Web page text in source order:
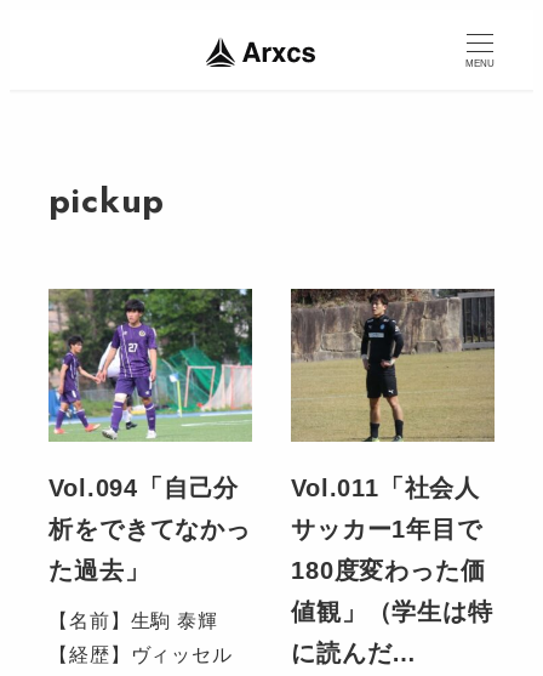
MENU
pickup
Vol.094「自己分
析をできてなかっ
た過去」
【名前】生駒 泰輝
【経歴】ヴィッセル
Vol.011「社会人
サッカー1年目で
180度変わった価
値観」（学生は特
に読んだ…